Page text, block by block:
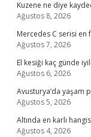
Kuzene ne diye
Ağustos 8, 2026
Mercedes C serisi en
Ağustos 7, 2026
El kesiği kaç günde
Ağustos 6, 2026
Avusturya’da yaşam
Ağustos 5, 2026
Altında en karlı
Ağustos 4, 2026